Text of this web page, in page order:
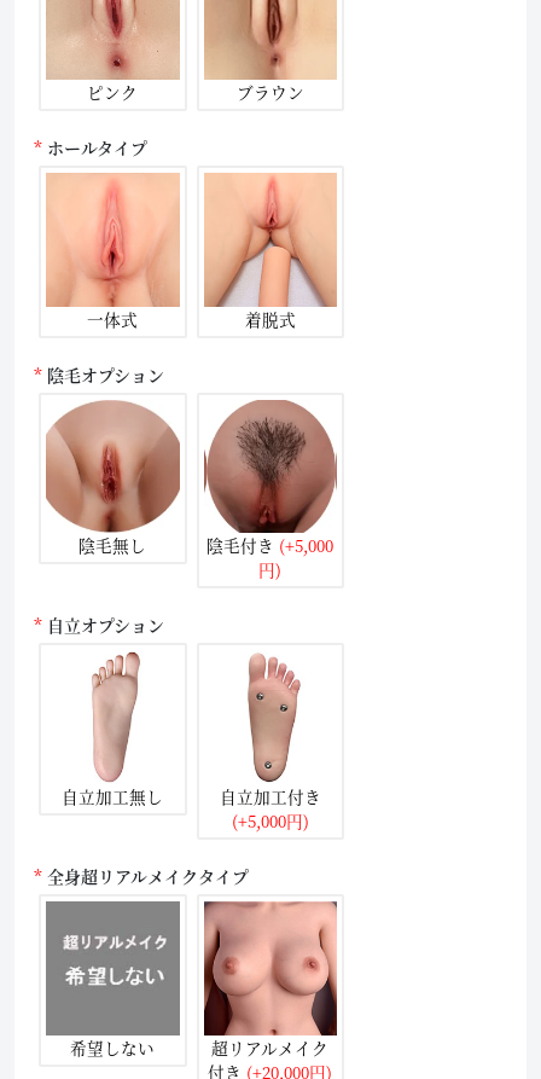
ピンク ブラウン
ホールタイプ
一体式 着脱式
陰毛オプション
陰毛無し 陰毛付き (+5,000
円)
自立オプション
自立加工無し
自立加工付き
(+5,000円)
全身超リアルメイクタイプ
希望しない
超リアルメイク
付き (+20,000円)